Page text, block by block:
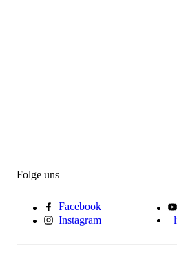
Folge uns
Facebook
Instagram